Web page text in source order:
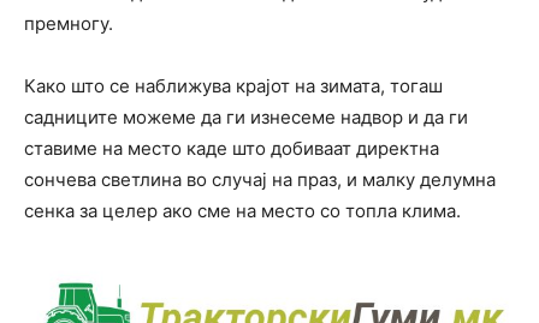
премногу.
Како што се наближува крајот на зимата, тогаш
садниците можеме да ги изнесеме надвор и да ги
ставиме на место каде што добиваат директна
сончева светлина во случај на праз, и малку делумна
сенка за целер ако сме на место со топла клима.